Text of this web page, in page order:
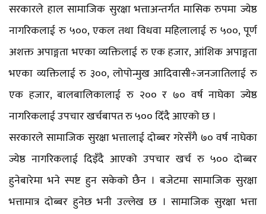
सरकारले हाल सामाजिक सुरक्षा भत्ताअन्तर्गत मासिक रुपमा ज्येष्ठ
नागरिकलाई रु ५००, एकल तथा विधवा महिलालाई रु ५००, पूर्ण
अशक्त अपाङ्गता भएका व्यक्तिलाई रु एक हजार, आंशिक अपाङ्गता
भएका व्यक्तिलाई रु ३००, लोपोन्मुख आदिवासी÷जनजातिलाई रु
एक हजार, बालबालिकालाई रु २०० र ७० वर्ष नाघेका ज्येष्ठ
नागरिकलाई उपचार खर्चबापत रु ५०० दिँदै आएको छ ।
सरकारले सामाजिक सुरक्षा भत्तालाई दोब्बर गरेसँगै ७० वर्ष नाघेका
ज्येष्ठ नागरिकलाई दिइँदै आएको उपचार खर्च रु ५०० दोब्बर
हुनेबारेमा भने स्पष्ट हुन सकेको छैन । बजेटमा सामाजिक सुरक्षा
भत्तामात्र दोब्बर हुनेछ भनी उल्लेख छ । सामाजिक सुरक्षा भत्ता